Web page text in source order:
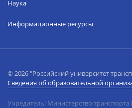
Наука
Информационные ресурсы
© 2026 "Российский университет
Сведения об образовательной
Учредитель: Министерство